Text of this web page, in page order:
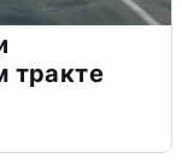
тракте